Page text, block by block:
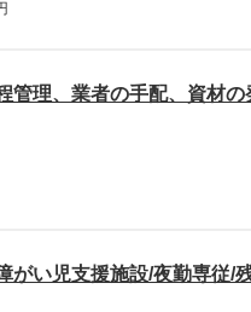
管理、業者の手配、資材の
がい児支援施設/夜勤専従/